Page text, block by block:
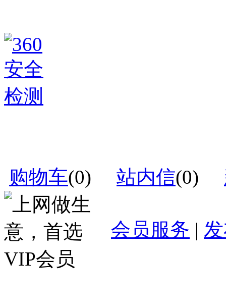
购物车(0) 站内信(0)
会员服务 |